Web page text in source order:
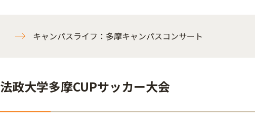
キャンパスライフ：多摩キャンパスコンサート
法政大学多摩CUPサッカー大会